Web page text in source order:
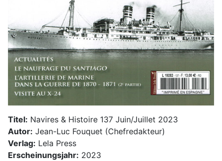
Titel: Navires & Histoire 137 Juin/Juillet 2023
Autor: Jean-Luc Fouquet (Chefredakteur)
Verlag: Lela Press
Erscheinungsjahr: 2023